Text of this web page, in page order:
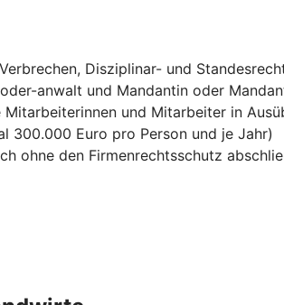
Disziplinar- und
anwalt und Mandantin oder
und Mitarbeiter in
300.000 Euro pro Person und je Jahr)
ohne den Firmenrechtsschutz